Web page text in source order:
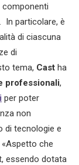
In particolare, è
di ciascuna
di
tema, Cast ha
professionali,
per poter
non
di tecnologie e
che
essendo dotata